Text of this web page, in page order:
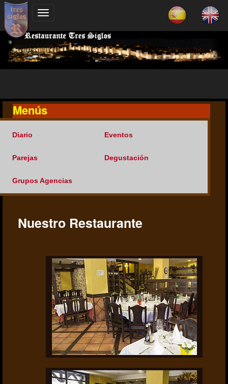
Menús
Diario Eventos
Parejas Degustación
Grupos Agencias
Nuestro Restaurante